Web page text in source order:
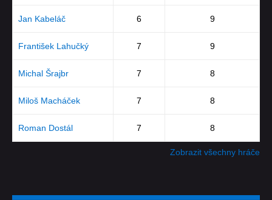
Jan Kabeláč 6 9
František Lahučký 7 9
Michal Šrajbr 7 8
Miloš Macháček 7 8
Roman Dostál 7 8
Zobrazit všechny hráče